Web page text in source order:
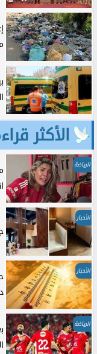
الأكثر
الرياضة
الأخبار
الأخبار
الرياضة